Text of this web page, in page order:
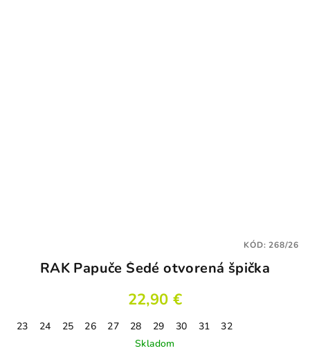
RAK Papuče Šedé otvorená špička
22,90 €
23 24 25 26 27 28 29 30 31
32
Skladom
KÓD:268/26